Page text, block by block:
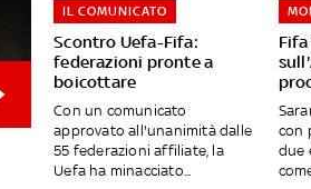
Scontro Uefa-Fifa:
federazioni pronte a
boicottare
IL COMUNICATO
Con un comunicato
approvato all'unanimità dalle
55 federazioni affiliate, la
Uefa ha minacciato...
con
due